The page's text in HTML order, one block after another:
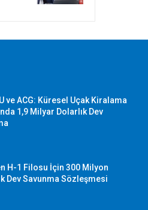
ve ACG: Küresel Uçak Kiralama
1,9 Milyar Dolarlık Dev
H-1 Filosu İçin 300 Milyon
Dev Savunma Sözleşmesi